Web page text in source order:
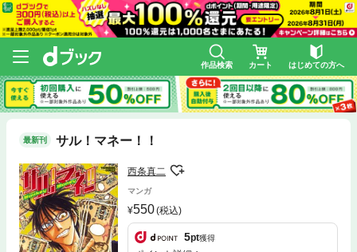
作品検索 カート はじめての方へ
最新刊 サル！マネー！！
西条真二
マンガ
550(税込)
5pt獲得